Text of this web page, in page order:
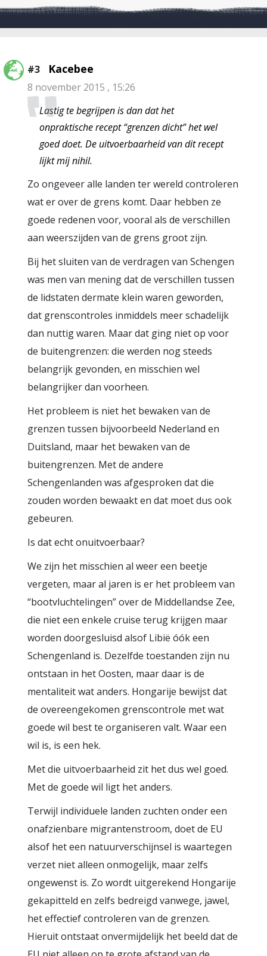
#3 Kacebee
8 november 2015 , 15:26
Lastig te begrijpen is dan dat het
onpraktische recept “grenzen dicht” het wel
goed doet. De uitvoerbaarheid van dit recept
lijkt mij nihil.
Zo ongeveer alle landen ter wereld controleren
wat er over de grens komt. Daar hebben ze
goede redenen voor, vooral als de verschillen
aan weerszijden van de grens groot zijn.
Bij het sluiten van de verdragen van Schengen
was men van mening dat de verschillen tussen
de lidstaten dermate klein waren geworden,
dat grenscontroles inmiddels meer schadelijk
dan nuttig waren. Maar dat ging niet op voor
de buitengrenzen: die werden nog steeds
belangrijk gevonden, en misschien wel
belangrijker dan voorheen.
Het probleem is niet het bewaken van de
grenzen tussen bijvoorbeeld Nederland en
Duitsland, maar het bewaken van de
buitengrenzen. Met de andere
Schengenlanden was afgesproken dat die
zouden worden bewaakt en dat moet dus ook
gebeuren.
Is dat echt onuitvoerbaar?
We zijn het misschien al weer een beetje
vergeten, maar al jaren is er het probleem van
“bootvluchtelingen” over de Middellandse Zee,
die niet een enkele cruise terug krijgen maar
worden doorgesluisd alsof Libië óók een
Schengenland is. Dezelfde toestanden zijn nu
ontstaan in het Oosten, maar daar is de
mentaliteit wat anders. Hongarije bewijst dat
de overeengekomen grenscontrole met wat
goede wil best te organiseren valt. Waar een
wil is, is een hek.
Met die uitvoerbaarheid zit het dus wel goed.
Met de goede wil ligt het anders.
Terwijl individuele landen zuchten onder een
onafzienbare migrantenstroom, doet de EU
alsof het een natuurverschijnsel is waartegen
verzet niet alleen onmogelijk, maar zelfs
ongewenst is. Zo wordt uitgerekend Hongarije
gekapitteld en zelfs bedreigd vanwege, jawel,
het effectief controleren van de grenzen.
Hieruit ontstaat onvermijdelijk het beeld dat de